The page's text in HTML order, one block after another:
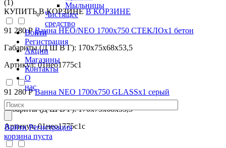
Мыльницы
Чистящее
средство
Войти
Регистрация
Акции
Магазины
Контакты
О
нас
Войти Регистрация
корзина пуста
(1)
КУПИТЬ В КОРЗИНЕ В КОРЗИНЕ
91 280 РВанна НЕО/NEO 1700х750 СТЕКЛОх1 бетон
Габариты (Д Ш В Г): 170x75x68x53,5
Артикул: 01нео1775с1
91 280 РВанна NEO 1700х750 GLASSх1 серый
Габариты (Д Ш В Г): 170x75x68x53,5
Артикул: 01нео1775с1с